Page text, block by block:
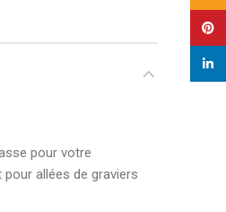
pour votre
allées de graviers